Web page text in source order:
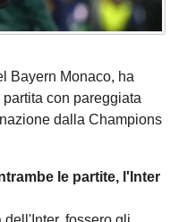
Bayern Monaco, ha
con pareggiata
dalla Champions
le partite, l'Inter